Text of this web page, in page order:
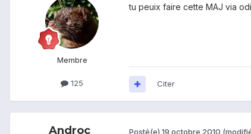
Membre
125
tu peuix faire cette MAJ via
Citer
Androc Posté(e) 19 octobre 2010